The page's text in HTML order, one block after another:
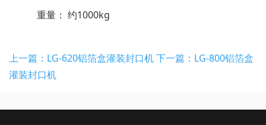
重量： 约1000kg
上一篇：LG-620铝箔盒灌装封口机下一篇：LG-800铝箔盒
灌装封口机